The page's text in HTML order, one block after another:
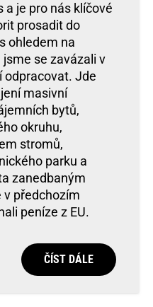
a je pro nás klíčové
prosadit do
ohledem na
se zavázali v
odpracovat. Jde
masivní
bytů,
okruhu,
stromů,
parku a
zanedbaným
v předchozím
peníze z EU.
ČÍST DÁLE